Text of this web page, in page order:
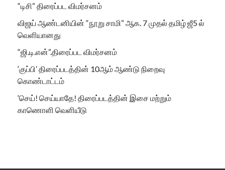
“டிசி” திரைப்பட விமர்சனம்
விஜய் ஆண்டனியின் “நூறு சாமி” ஆக. 7 முதல் தமிழ் ஜீ5 ல்
வெளியானது
“ஜி.டி.என்”.திரைப்பட விமர்சனம்
‘குப்பி’ திரைப்படத்தின் 10ஆம் ஆண்டு நிறைவு
கொண்டாட்டம்
‘செய்! செய்யாதே! திரைப்படத்தின் இசை மற்றும்
காணொளி வெளியீடு